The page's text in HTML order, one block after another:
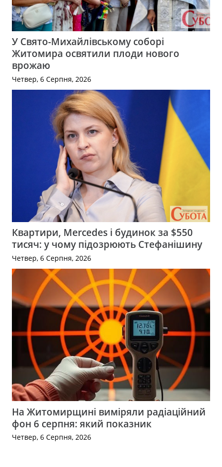
У Свято-Михайлівському соборі
Житомира освятили плоди нового
врожаю
Четвер, 6 Серпня, 2026
Квартири, Mercedes і будинок за $550
тисяч: у чому підозрюють Стефанішину
Четвер, 6 Серпня, 2026
На Житомирщині виміряли радіаційний
фон 6 серпня: який показник
Четвер, 6 Серпня, 2026